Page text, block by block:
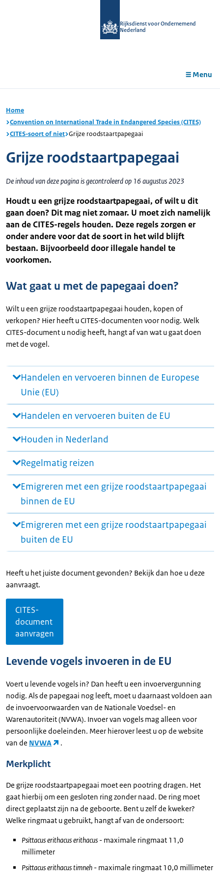
Rijksdienst voor Ondernemend
Nederland
Menu
Home
Convention on International Trade in Endangered Species (CITES)
CITES-soort of niet Grijze roodstaartpapegaai
Grijze roodstaartpapegaai
De inhoud van deze pagina is gecontroleerd op 16 augustus 2023
Houdt u een grijze roodstaartpapegaai, of wilt u dit
gaan doen? Dit mag niet zomaar. U moet zich namelijk
aan de CITES-regels houden. Deze regels zorgen er
onder andere voor dat de soort in het wild blijft
bestaan. Bijvoorbeeld door illegale handel te
voorkomen.
Wat gaat u met de papegaai doen?
Wilt u een grijze roodstaartpapegaai houden, kopen of
verkopen? Hier heeft u CITES-documenten voor nodig. Welk
CITES-document u nodig heeft, hangt af van wat u gaat doen
met de vogel.
Handelen en vervoeren binnen de Europese
Unie (EU)
Handelen en vervoeren buiten de EU
Houden in Nederland
Regelmatig reizen
Emigreren met een grijze roodstaartpapegaai
binnen de EU
Emigreren met een grijze roodstaartpapegaai
buiten de EU
Heeft u het juiste document gevonden? Bekijk dan hoe u deze
aanvraagt.
CITES-
document
aanvragen
Levende vogels invoeren in de EU
Voert u levende vogels in? Dan heeft u een invoervergunning
nodig. Als de papegaai nog leeft, moet u daarnaast voldoen aan
de invoervoorwaarden van de Nationale Voedsel- en
Warenautoriteit (NVWA). Invoer van vogels mag alleen voor
persoonlijke doeleinden. Meer hierover leest u op de website
van de NVWA .
Merkplicht
De grijze roodstaartpapegaai moet een pootring dragen. Het
gaat hierbij om een gesloten ring zonder naad. De ring moet
direct geplaatst zijn na de geboorte. Bent u zelf de kweker?
Welke ringmaat u gebruikt, hangt af van de ondersoort:
Psittacus erithacus erithacus - maximale ringmaat 11,0
millimeter
Psittacus erithacus timneh - maximale ringmaat 10,0 millimeter